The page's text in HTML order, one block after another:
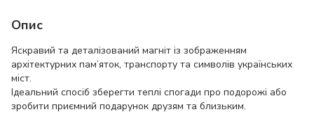
Опис
Яскравий та деталізований магніт із зображенням
архітектурних пам’яток, транспорту та символів українських
міст.
Ідеальний спосіб зберегти теплі спогади про подорожі або
зробити приємний подарунок друзям та близьким.